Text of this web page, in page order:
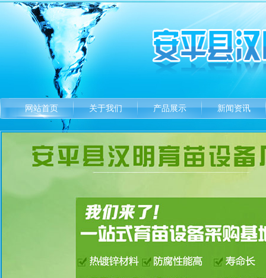
网站首页 关于我们 产品展示 新闻资讯